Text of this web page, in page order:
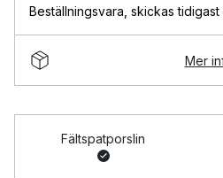
Beställningsvara skickas
Mer
Fältspatporslin